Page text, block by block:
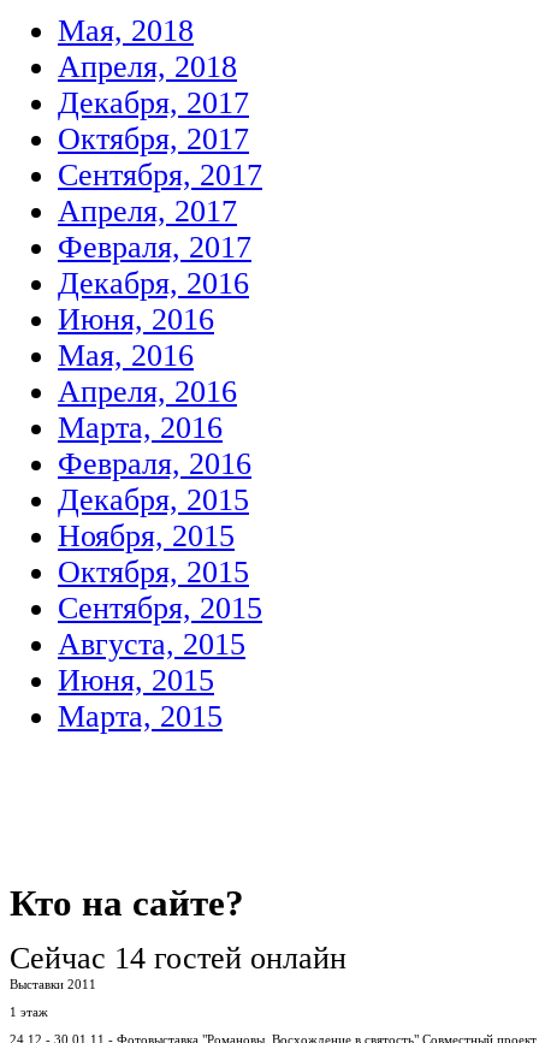
Мая, 2018
Апреля, 2018
Декабря, 2017
Октября, 2017
Сентября, 2017
Апреля, 2017
Февраля, 2017
Декабря, 2016
Июня, 2016
Мая, 2016
Апреля, 2016
Марта, 2016
Февраля, 2016
Декабря, 2015
Ноября, 2015
Октября, 2015
Сентября, 2015
Августа, 2015
Июня, 2015
Марта, 2015
Кто на сайте?
Сейчас 14 гостей онлайн
Выставки 2011
1 этаж
24.12 - 30.01.11 - Фотовыставка "Романовы. Восхождение в святость".Совместный